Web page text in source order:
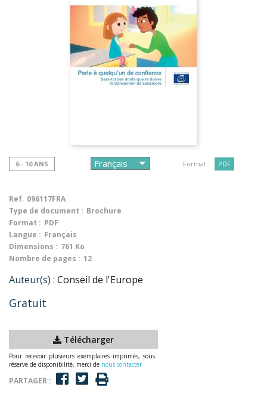
6 - 10 ANS Format : PDF
Ref. 096117FRA
Type de document : Brochure
Format : PDF
Langue : Français
Dimensions : 761 Ko
Nombre de pages : 12
Auteur(s) : Conseil de l'Europe
Gratuit
Télécharger
Pour recevoir plusieurs exemplaires imprimés, sous
réserve de disponibilité, merci de nous contacter
PARTAGER :